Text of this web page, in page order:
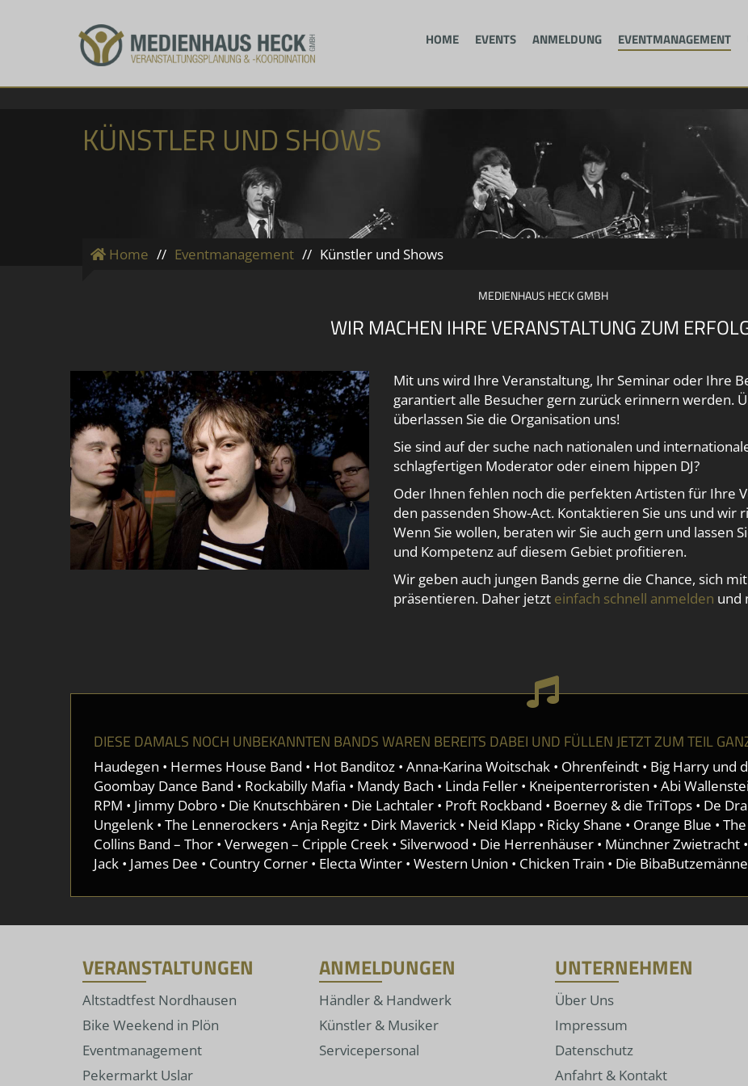
HOME EVENTS ANMELDUNG EVENTMANAGEMENT
KÜNSTLER UND SHOWS
Home // Eventmanagement // Künstler und Shows
MEDIENHAUS HECK GMBH
WIR MACHEN IHRE VERANSTALTUNG ZUM
Mit uns wird Ihre Veranstaltung, Ihr Seminar oder Ihre
garantiert alle Besucher gern zurück erinnern werden.
überlassen Sie die Organisation uns!
Sie sind auf der suche nach nationalen und
schlagfertigen Moderator oder einem hippen DJ?
Oder Ihnen fehlen noch die perfekten Artisten für Ihre
den passenden Show-Act. Kontaktieren Sie uns und wir
Wenn Sie wollen, beraten wir Sie auch gern und lassen
und Kompetenz auf diesem Gebiet profitieren.
Wir geben auch jungen Bands gerne die Chance, sich
präsentieren. Daher jetzt einfach schnell anmelden und
DIESE DAMALS NOCH UNBEKANNTEN BANDS WAREN BEREITS DABEI UND FÜLLEN JETZT ZUM TEIL
Haudegen • Hermes House Band • Hot Banditoz • Anna-Karina Woitschak • Ohrenfeindt • Big Harry und
Goombay Dance Band • Rockabilly Mafia • Mandy Bach • Linda Feller • Kneipenterroristen • Abi
RPM • Jimmy Dobro • Die Knutschbären • Die Lachtaler • Proft Rockband • Boerney & die TriTops • De
Ungelenk • The Lennerockers • Anja Regitz • Dirk Maverick • Neid Klapp • Ricky Shane • Orange Blue •
Collins Band – Thor • Verwegen – Cripple Creek • Silverwood • Die Herrenhäuser • Münchner Zwietracht
Jack • James Dee • Country Corner • Electa Winter • Western Union • Chicken Train • Die
VERANSTALTUNGEN
Altstadtfest Nordhausen
Bike Weekend in Plön
Eventmanagement
Pekermarkt Uslar
ANMELDUNGEN
Händler & Handwerk
Künstler & Musiker
Servicepersonal
UNTERNEHMEN
Über Uns
Impressum
Datenschutz
Anfahrt & Kontakt